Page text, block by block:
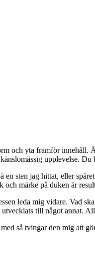
och yta framför innehåll.
upplevelse.
sten jag hittat, eller
märke på duken är
leda mig vidare. Vad
till något annat.
så tvingar den mig att